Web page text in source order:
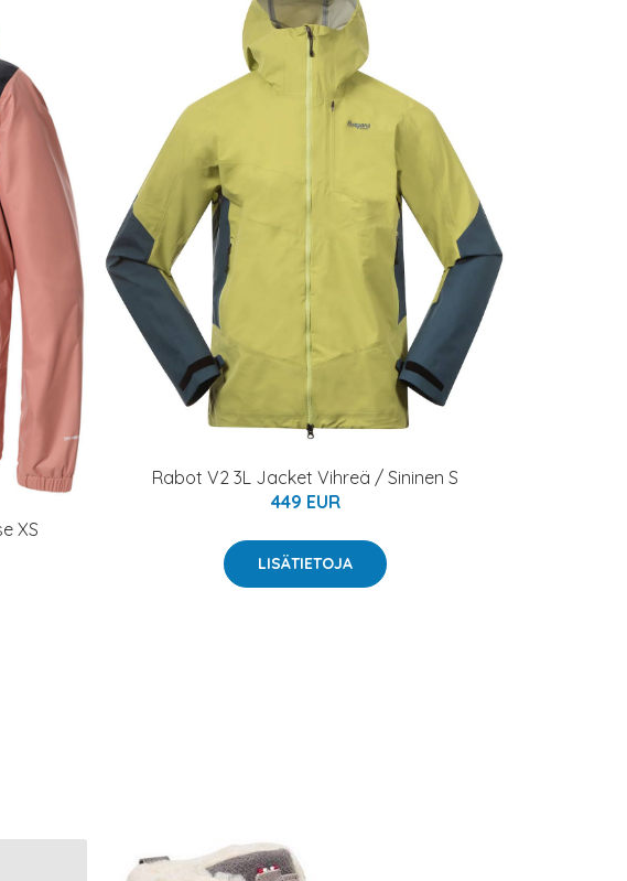
XS
Rabot V2 3L Jacket Vihreä / Sininen S
449 EUR
LISÄTIETOJA